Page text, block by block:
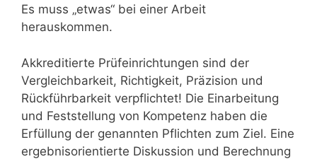
Es muss „etwas“ bei einer Arbeit
herauskommen.
Akkreditierte Prüfeinrichtungen sind der
Vergleichbarkeit, Richtigkeit, Präzision und
Rückführbarkeit verpflichtet! Die Einarbeitung
und Feststellung von Kompetenz haben die
Erfüllung der genannten Pflichten zum Ziel. Eine
ergebnisorientierte Diskussion und Berechnung